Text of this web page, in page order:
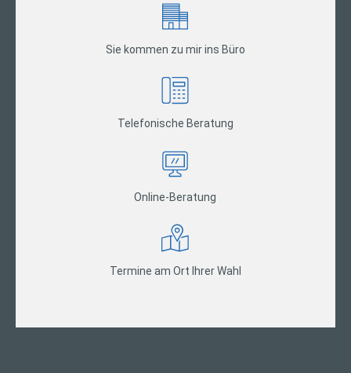
Sie kommen zu mir ins Büro
Telefonische Beratung
Online-Beratung
Termine am Ort Ihrer Wahl